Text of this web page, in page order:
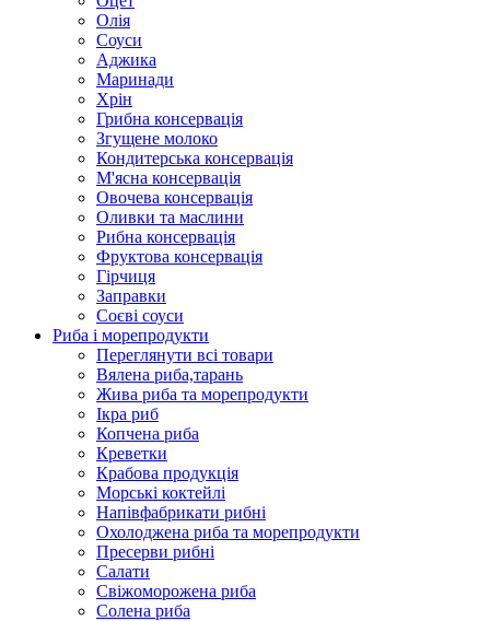
Олія
Соуси
Аджика
Маринади
Хрін
Грибна консервація
Згущене молоко
Кондитерська консервація
М'ясна консервація
Овочева консервація
Оливки та маслини
Рибна консервація
Фруктова консервація
Гірчиця
Заправки
Соєві соуси
Риба і морепродукти
Переглянути всі товари
Вялена риба,тарань
Жива риба та морепродукти
Ікра риб
Копчена риба
Крeветки
Крабова продукція
Морські коктейлi
Напівфабрикати рибні
Охолоджена риба та морепродукти
Пресерви рибні
Сaлати
Свіжоморожена риба
Солена риба